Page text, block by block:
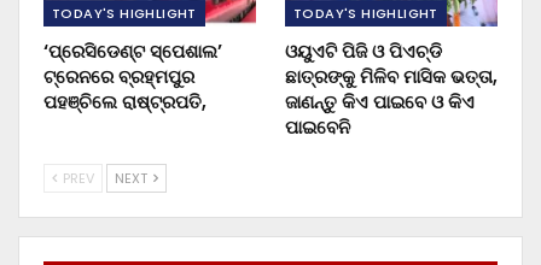
TODAY'S HIGHLIGHT
‘ପ୍ରେସିଡେଣ୍ଟ ସ୍ପେଶାଲ’
ଟ୍ରେନରେ ବ୍ରହ୍ମପୁର
ପହଞ୍ଚିଲେ ରାଷ୍ଟ୍ରପତି,
TODAY'S HIGHLIGHT
ଓୟୁଏଟି ପିଜି ଓ ପିଏଚ୍‌ଡି
ଛାତ୍ରଙ୍କୁ ମିଳିବ ମାସିକ ଭତ୍ତା,
ଜାଣନ୍ତୁ କିଏ ପାଇବେ ଓ କିଏ
ପାଇବେନି
PREV NEXT